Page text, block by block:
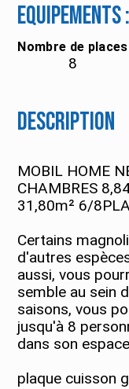
Equipements :
Nombre de places
8
Description
MOBIL HOME
CHAMBRES
31,80m² 6/
Certains
d'autres
aussi, vous
semble au sein
saisons, vous
jusqu'à 8
dans son
plaque cuisson